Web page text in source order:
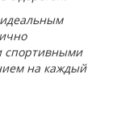
спортивными
на каждый